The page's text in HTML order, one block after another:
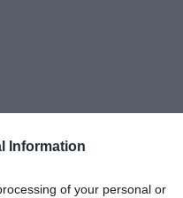
Information
of your personal or